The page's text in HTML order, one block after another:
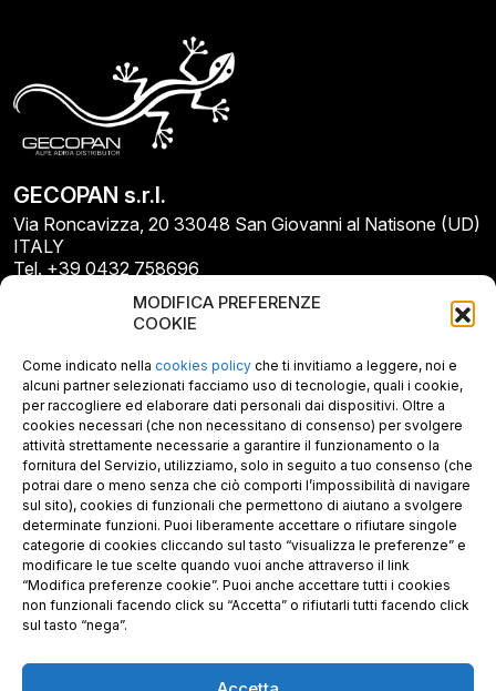
MODIFICA PREFERENZE
COOKIE
Come indicato nella cookies policy che ti invitiamo a leggere, noi e
alcuni partner selezionati facciamo uso di tecnologie, quali i cookie,
per raccogliere ed elaborare dati personali dai dispositivi. Oltre a
cookies necessari (che non necessitano di consenso) per svolgere
attività strettamente necessarie a garantire il funzionamento o la
fornitura del Servizio, utilizziamo, solo in seguito a tuo consenso (che
potrai dare o meno senza che ciò comporti l’impossibilità di navigare
sul sito), cookies di funzionali che permettono di aiutano a svolgere
determinate funzioni. Puoi liberamente accettare o rifiutare singole
categorie di cookies cliccando sul tasto “visualizza le preferenze” e
modificare le tue scelte quando vuoi anche attraverso il link
“Modifica preferenze cookie”. Puoi anche accettare tutti i cookies
non funzionali facendo click su “Accetta” o rifiutarli tutti facendo click
sul tasto “nega”.
GECOPAN s.r.l.
Via Roncavizza, 20 33048 San Giovanni al Natisone (UD)
ITALY
Tel. +39 0432 758696
E-mail: info@gecopan.it
E-mail PEC: gecopan@pec.it
P.I. E C.F. 02487660306
N. REA UD 264834
Capitale sociale € 30.000